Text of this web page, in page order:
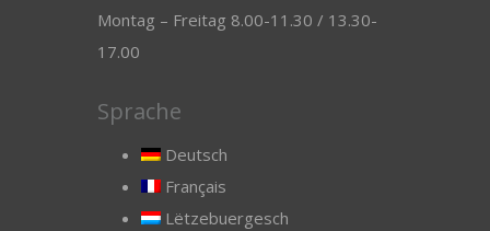
Montag – Freitag 8.00-11.30 / 13.30-
17.00
Sprache
Deutsch
Français
Lëtzebuergesch